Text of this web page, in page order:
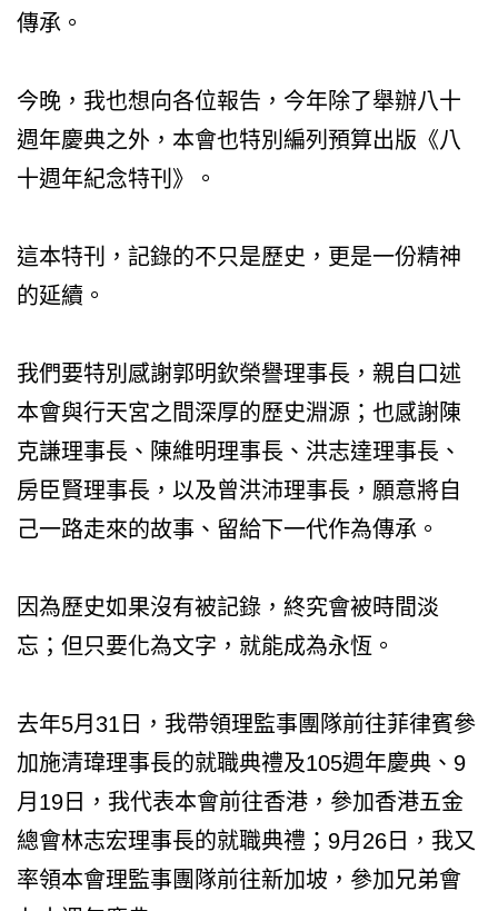
傳承。
今晚，我也想向各位報告，今年除了舉辦八十
週年慶典之外，本會也特別編列預算出版《八
十週年紀念特刊》。
這本特刊，記錄的不只是歷史，更是一份精神
的延續。
我們要特別感謝郭明欽榮譽理事長，親自口述
本會與行天宮之間深厚的歷史淵源；也感謝陳
克謙理事長、陳維明理事長、洪志達理事長、
房臣賢理事長，以及曾洪沛理事長，願意將自
己一路走來的故事、留給下一代作為傳承。
因為歷史如果沒有被記錄，終究會被時間淡
忘；但只要化為文字，就能成為永恆。
去年5月31日，我帶領理監事團隊前往菲律賓參
加施清瑋理事長的就職典禮及105週年慶典、9
月19日，我代表本會前往香港，參加香港五金
總會林志宏理事長的就職典禮；9月26日，我又
率領本會理監事團隊前往新加坡，參加兄弟會